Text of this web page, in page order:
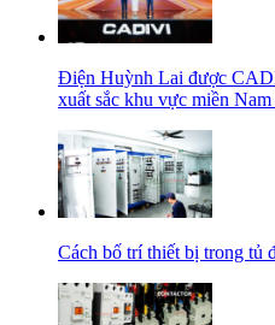
Điện Huỳnh Lai được
xuất sắc khu vực miền
Cách bố trí thiết bị trong tủ